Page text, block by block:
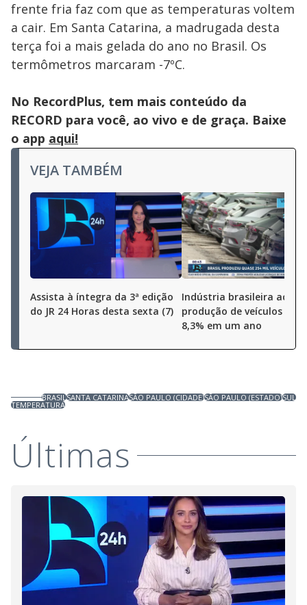
frente fria faz com que as temperaturas voltem
a cair. Em Santa Catarina, a madrugada desta
terça foi a mais gelada do ano no Brasil. Os
termômetros marcaram -7ºC.
No RecordPlus, tem mais conteúdo da
RECORD para você, ao vivo e de graça. Baixe
o app aqui!
VEJA TAMBÉM
Assista à íntegra da 3ª edição
do JR 24 Horas desta sexta (7)
Indústria brasileira
produção de veículos
8,3% em um ano
BRASILSANTA CATARINASÃO PAULO (CIDADE)SÃO PAULO (ESTADO)SUL
TEMPERATURA
Últimas